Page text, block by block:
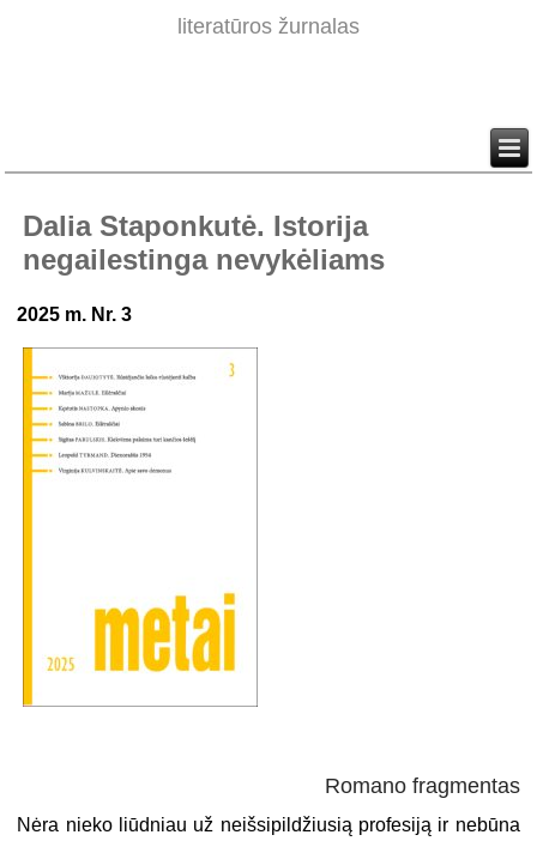
literatūros žurnalas
Dalia Staponkutė. Istorija
negailestinga nevykėliams
2025 m. Nr. 3
Romano fragmentas
Nėra nieko liūdniau už neišsipildžiusią profesiją ir nebūna